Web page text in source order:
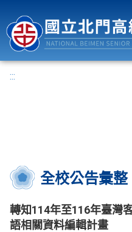
:::
全校公告彙整
轉知114年至116年臺灣
語相關資料編輯計畫